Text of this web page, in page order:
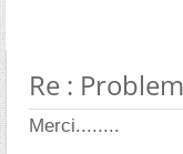
Re :
Merci........